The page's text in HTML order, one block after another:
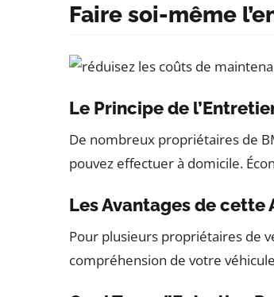
Faire soi-même
Le Principe de
De nombreux propriétaires de
pouvez effectuer à domicile.
Les Avantages de cette
Pour plusieurs propriétaires de
compréhension de votre